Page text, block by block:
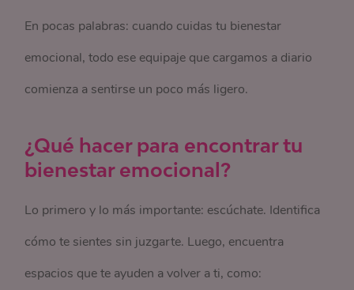
En pocas palabras: cuando cuidas tu bienestar
emocional, todo ese equipaje que cargamos a diario
comienza a sentirse un poco más ligero.
¿Qué hacer para encontrar tu
bienestar emocional?
Lo primero y lo más importante: escúchate. Identifica
cómo te sientes sin juzgarte. Luego, encuentra
espacios que te ayuden a volver a ti, como: